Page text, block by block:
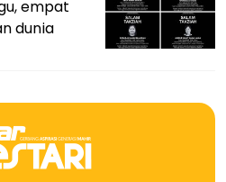
empat
dunia